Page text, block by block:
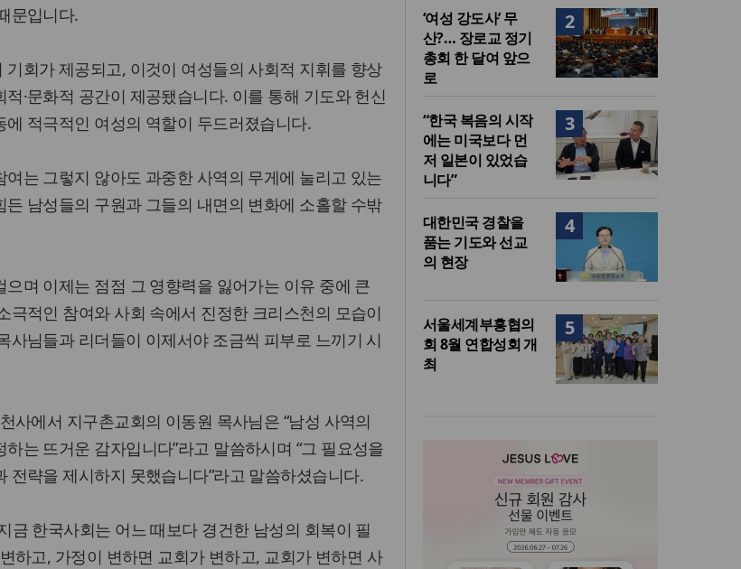
문입니다.
회가 제공되고, 이것이 여성들의 사회적 지휘를 향상
·문화적 공간이 제공됐습니다. 이를 통해 기도와 헌신
적극적인 여성의 역할이 두드러졌습니다.
는 그렇지 않아도 과중한 사역의 무게에 눌리고 있는
남성들의 구원과 그들의 내면의 변화에 소홀할 수밖
며 이제는 점점 그 영향력을 잃어가는 이유 중에 큰
극적인 참여와 사회 속에서 진정한 크리스천의 모습이
사님들과 리더들이 이제서야 조금씩 피부로 느끼기 시
사에서 지구촌교회의 이동원 목사님은 “남성 사역의
는 뜨거운 감자입니다”라고 말씀하시며 “그 필요성을
전략을 제시하지 못했습니다”라고 말씀하셨습니다.
금 한국사회는 어느 때보다 경건한 남성의 회복이 필
하고, 가정이 변하면 교회가 변하고, 교회가 변하면 사
2
‘여성 강도사’ 무
산?… 장로교 정기
총회 한 달여 앞으
로
3
“한국 복음의 시작
에는 미국보다 먼
저 일본이 있었습
니다”
4
대한민국 경찰을
품는 기도와 선교
의 현장
5
서울세계부흥협의
회 8월 연합성회 개
최